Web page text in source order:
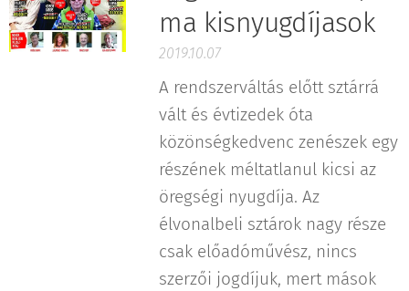
ma kisnyugdíjasok
2019.10.07
A rendszerváltás előtt sztárrá
vált és évtizedek óta
közönségkedvenc zenészek egy
részének méltatlanul kicsi az
öregségi nyugdíja. Az
élvonalbeli sztárok nagy része
csak előadóművész, nincs
szerzői jogdíjuk, mert mások